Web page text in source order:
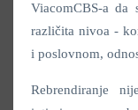
ViacomCBS-a
različita nivoa -
i poslovnom,
Rebrendiranje